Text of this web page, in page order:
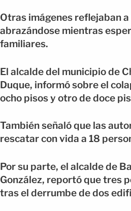
Otras imágenes reflejaban
abrazándose mientras
familiares.
El alcalde del municipio de
Duque, informó sobre el
ocho pisos y otro de doce
También señaló que las
rescatar con vida a 18
Por su parte, el alcalde de
González, reportó que tres
tras el derrumbe de dos